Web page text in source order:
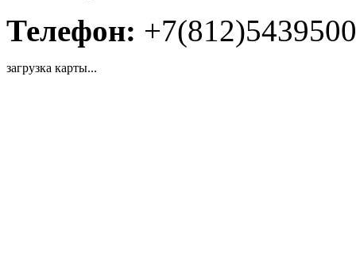
Телефон: +7(812)5439500
загрузка карты...